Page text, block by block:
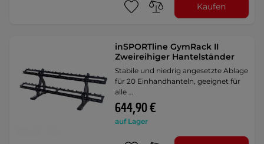
Kaufen
inSPORTline GymRack II
Zweireihiger Hantelständer
Stabile und niedrig angesetzte Ablage
für 20 Einhandhanteln, geeignet für
alle …
644,90 €
auf Lager